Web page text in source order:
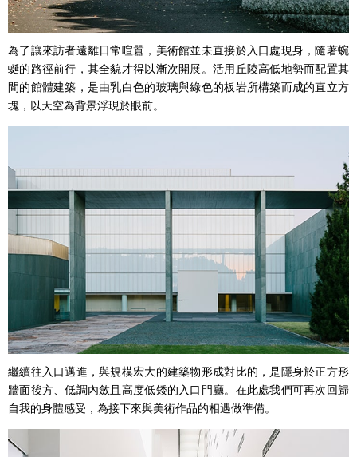
為了讓來訪者遠離日常喧囂，美術館並未直接於入口處現身，隨著蜿
蜒的路徑前行，其全貌才得以漸次開展。活用丘陵高低地勢而配置其
間的館體建築，是由乳白色的玻璃與綠色的板岩所構築而成的直立方
塊，以天空為背景浮現於眼前。
繼續往入口邁進，與規模宏大的建築物形成對比的，是隱身於正方形
牆面後方、低調內斂且高度低矮的入口門廳。在此處我們可再次回歸
自我的身體感受，為接下來與美術作品的相遇做準備。